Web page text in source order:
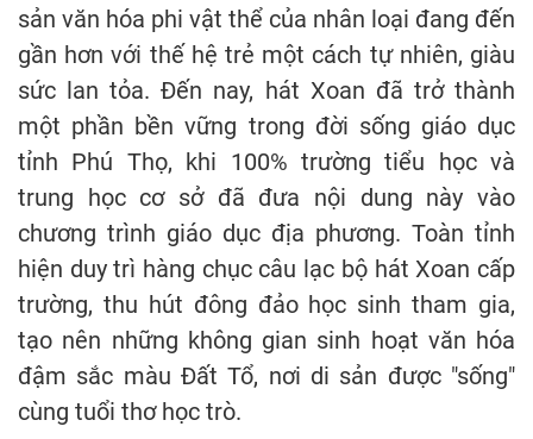
sản văn hóa phi vật thể của nhân loại đang đến
gần hơn với thế hệ trẻ một cách tự nhiên, giàu
sức lan tỏa. Đến nay, hát Xoan đã trở thành
một phần bền vững trong đời sống giáo dục
tỉnh Phú Thọ, khi 100% trường tiểu học và
trung học cơ sở đã đưa nội dung này vào
chương trình giáo dục địa phương. Toàn tỉnh
hiện duy trì hàng chục câu lạc bộ hát Xoan cấp
trường, thu hút đông đảo học sinh tham gia,
tạo nên những không gian sinh hoạt văn hóa
đậm sắc màu Đất Tổ, nơi di sản được "sống"
cùng tuổi thơ học trò.